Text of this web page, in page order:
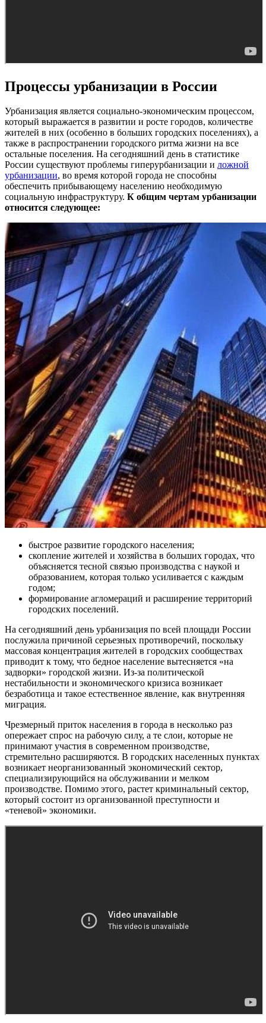
Процессы урбанизации в России
Урбанизация является социально-экономическим процессом,
который выражается в развитии и росте городов, количестве
жителей в них (особенно в больших городских поселениях), а
также в распространении городского ритма жизни на все
остальные поселения. На сегодняшний день в статистике
России существуют проблемы гиперурбанизации и ложной
урбанизации, во время которой города не способны
обеспечить прибывающему населению необходимую
социальную инфраструктуру. К общим чертам урбанизации
относится следующее:
быстрое развитие городского населения;
скопление жителей и хозяйства в больших городах, что
объясняется тесной связью производства с наукой и
образованием, которая только усиливается с каждым
годом;
формирование агломераций и расширение территорий
городских поселений.
На сегодняшний день урбанизация по всей площади России
послужила причиной серьезных противоречий, поскольку
массовая концентрация жителей в городских сообществах
приводит к тому, что бедное население вытесняется «на
задворки» городской жизни. Из-за политической
нестабильности и экономического кризиса возникает
безработица и такое естественное явление, как внутренняя
миграция.
Чрезмерный приток населения в города в несколько раз
опережает спрос на рабочую силу, а те слои, которые не
принимают участия в современном производстве,
стремительно расширяются. В городских населенных пунктах
возникает неорганизованный экономический сектор,
специализирующийся на обслуживании и мелком
производстве. Помимо этого, растет криминальный сектор,
который состоит из организованной преступности и
«теневой» экономики.